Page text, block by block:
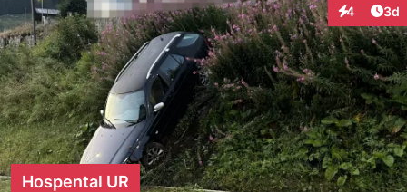
4 3d
Hospental UR